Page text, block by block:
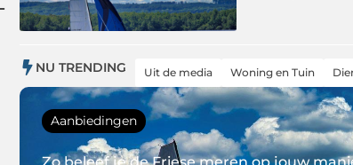
NU TRENDING Uit de media Woning en Tuin
Aanbiedingen
Zo beleef je de Friese meren op jouw